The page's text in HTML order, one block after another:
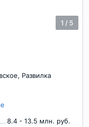
1 / 5
, Развилка
8.4 - 13.5 млн. руб.